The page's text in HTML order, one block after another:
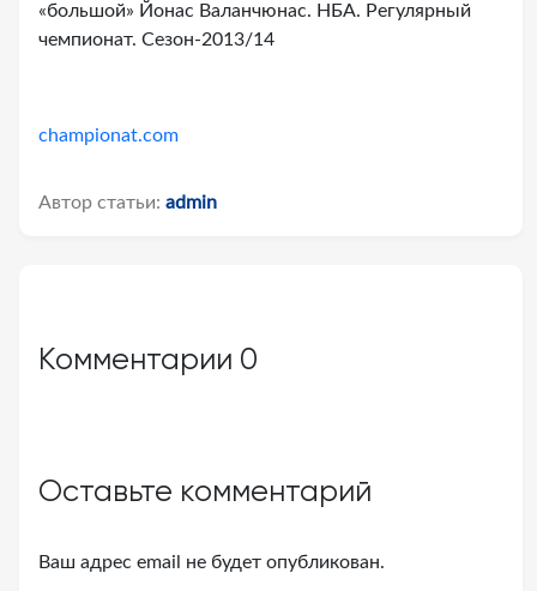
«большой» Йонас Валанчюнас. НБА. Регулярный
чемпионат. Сезон-2013/14
championat.com
Автор статьи: admin
Комментарии 0
Оставьте комментарий
Ваш адрес email не будет опубликован.